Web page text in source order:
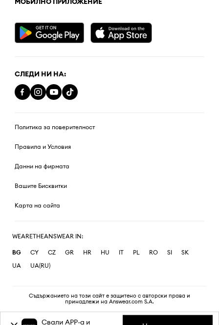
СЛЕДИ НИ НА:
Политика за поверителност
Правила и Условия
Данни на фирмата
Вашите Бисквитки
Карта на сайта
WEARETHEANSWEAR IN:
BG CY CZ GR HR HU IT PL RO SI
SK
UA
UA(RU)
Съдържанието на този сайт е защитено с авторски права и
принадлежи на Answear.com S.A.
Свали APP-a и